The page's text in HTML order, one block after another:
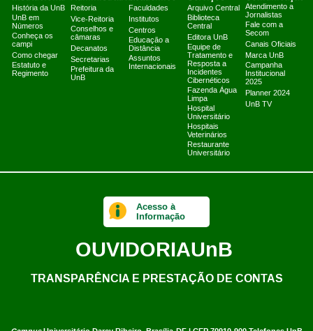
História da UnB
UnB em
Números
Conheça os
campi
Como chegar
Estatuto e
Regimento
Reitoria
Vice-Reitoria
Conselhos e
câmaras
Decanatos
Secretarias
Prefeitura da
UnB
Faculdades
Institutos
Centros
Educação a
Distância
Assuntos
Internacionais
Arquivo Central
Biblioteca
Central
Editora UnB
Equipe de
Tratamento e
Resposta a
Incidentes
Cibernéticos
Fazenda Água
Limpa
Hospital
Universitário
Hospitais
Veterinários
Restaurante
Universitário
Atendimento a
Jornalistas
Fale com a
Secom
Canais Oficiais
Marca UnB
Campanha
Institucional
2025
Planner 2024
UnB TV
Acesso à
Informação
OUVIDORIAUnB
TRANSPARÊNCIA E PRESTAÇÃO DE CONTAS